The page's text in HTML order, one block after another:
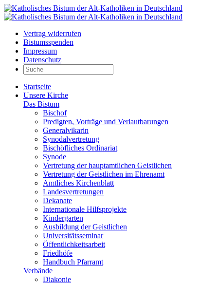
Vertrag widerrufen
Bistumsspenden
Impressum
Datenschutz
Startseite
Unsere Kirche
Das Bistum
Bischof
Predigten, Vorträge und Verlautbarungen
Generalvikarin
Synodalvertretung
Bischöfliches Ordinariat
Synode
Vertretung der hauptamtlichen Geistlichen
Vertretung der Geistlichen im Ehrenamt
Amtliches Kirchenblatt
Landesvertretungen
Dekanate
Internationale Hilfsprojekte
Kindergarten
Ausbildung der Geistlichen
Universitätsseminar
Öffentlichkeitsarbeit
Friedhöfe
Handbuch Pfarramt
Verbände
Diakonie